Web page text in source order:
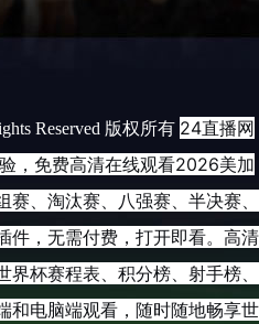
Reserved 版权所有 24直播网
，免费高清在线观看2026美加
、淘汰赛、八强赛、半决赛、
件，无需付费，打开即看。高清
杯赛程表、积分榜、射手榜、
和电脑端观看，随时随地畅享世